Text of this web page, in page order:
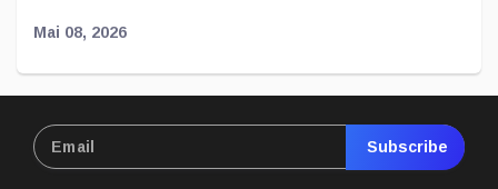
Mai 08, 2026
Affaire FRIVAO : la société civile salue les
révélations du ministre de la Justice et appelle
à une enquête élargie
Le Centre de recherche en finances publiques et
Subscribe